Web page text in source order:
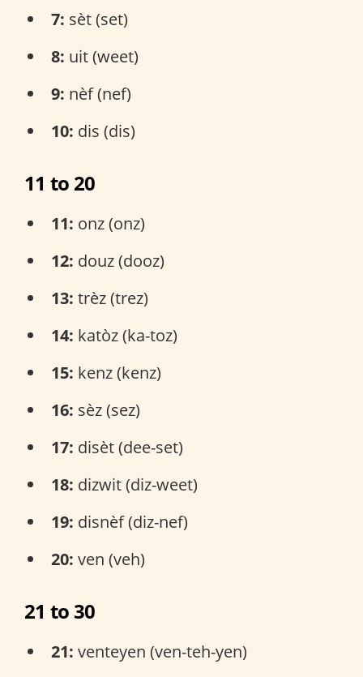
7: sèt (set)
8: uit (weet)
9: nèf (nef)
10: dis (dis)
11 to 20
11: onz (onz)
12: douz (dooz)
13: trèz (trez)
14: katòz (ka-toz)
15: kenz (kenz)
16: sèz (sez)
17: disèt (dee-set)
18: dizwit (diz-weet)
19: disnèf (diz-nef)
20: ven (veh)
21 to 30
21: venteyen (ven-teh-yen)